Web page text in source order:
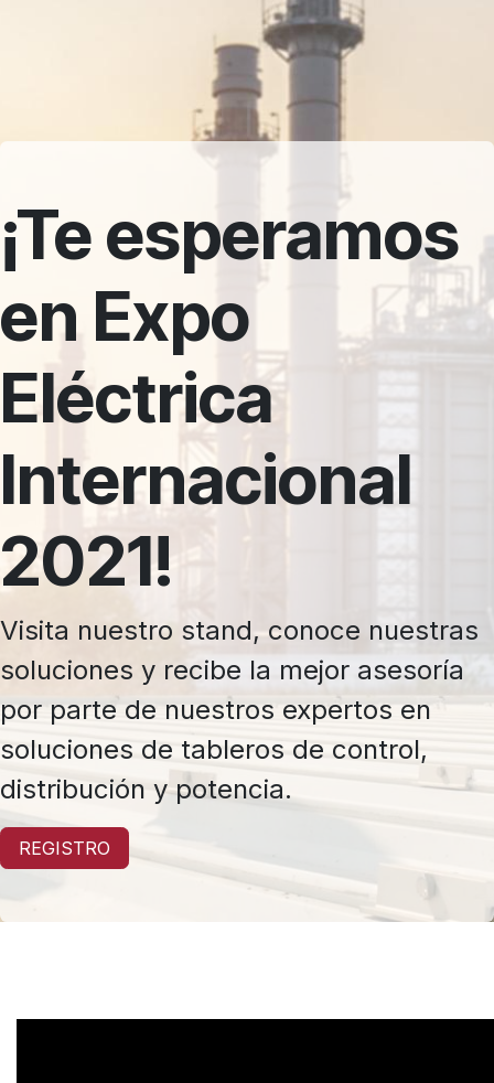
¡Te esperamos
en Expo
Eléctrica
Internacional
2021!
Visita nuestro stand, conoce nuestras
soluciones y recibe la mejor asesoría
por parte de nuestros expertos en
soluciones de tableros de control,
distribución y potencia.
REGISTRO